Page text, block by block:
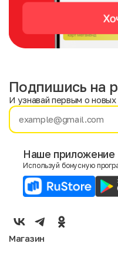
Имя
E-mail
Мужской
Подпишись на
И узнавай первым о новых
Наше приложение
Используй бонусную
Магазин